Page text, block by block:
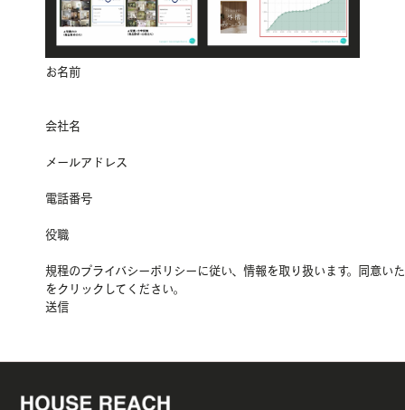
お名前
会社名
メールアドレス
電話番号
役職
規程のプライバシーポリシーに従い、 情報を取り扱います。
同意い
をクリックしてください。